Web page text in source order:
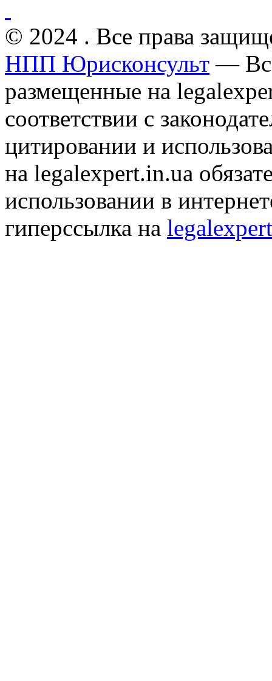
© 2024 . Все права
НПП Юрисконсульт —
размещенные на
соответствии с
цитировании и
на legalexpert.in.ua
использовании в
гиперссылка на